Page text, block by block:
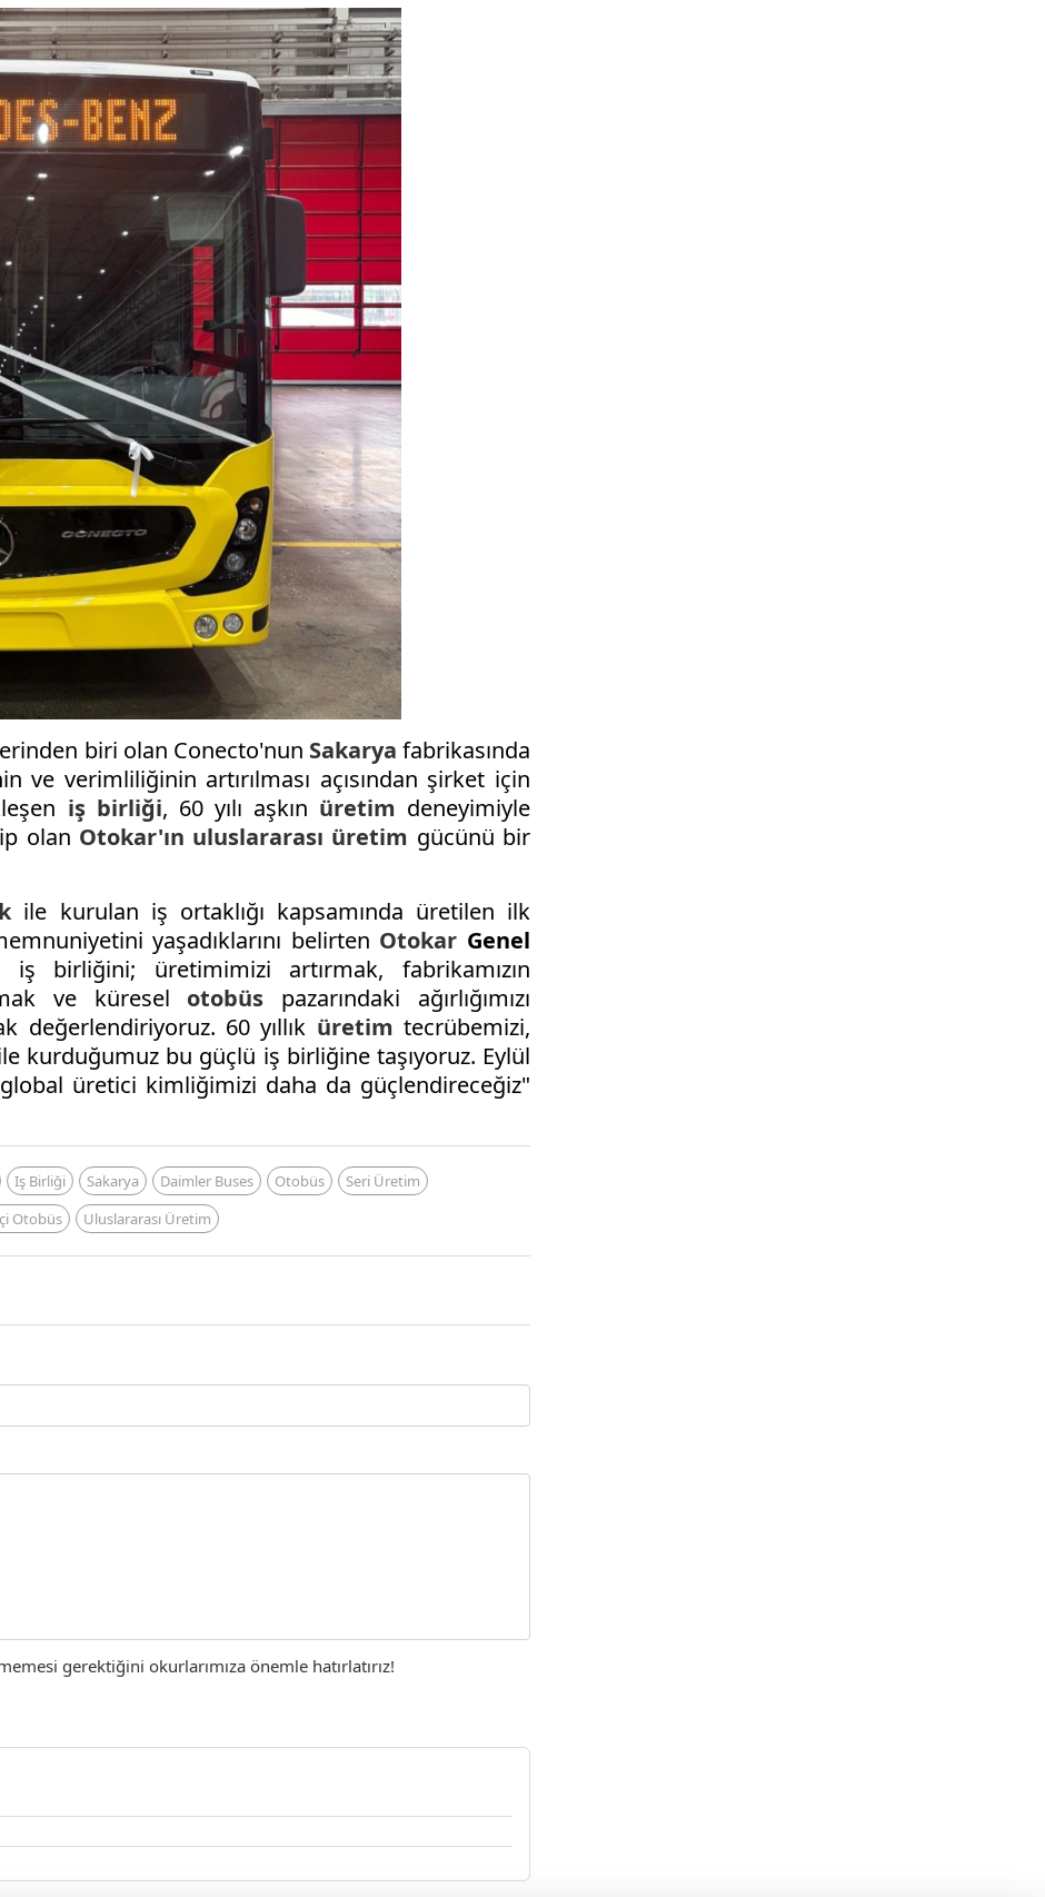
biri olan Conecto'nun Sakarya fabrikasında
ve verimliliğinin artırılması açısından şirket için
iş birliği, 60 yılı aşkın üretim deneyimiyle
olan Otokar'ın uluslararası üretim gücünü bir
ile kurulan iş ortaklığı kapsamında üretilen ilk
yaşadıklarını belirten Otokar Genel
birliğini; üretimimizi artırmak, fabrikamızın
ve küresel otobüs pazarındaki ağırlığımızı
değerlendiriyoruz. 60 yıllık üretim tecrübemizi,
kurduğumuz bu güçlü iş birliğine taşıyoruz. Eylül
üretici kimliğimizi daha da güçlendireceğiz"
Iş Birliği Sakarya Daimler Buses Otobüs
Seri Üretim
Otobüs Uluslararası Üretim
gerektiğini okurlarımıza önemle hatırlatırız!